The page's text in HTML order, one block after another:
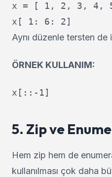
x = [ 1, 2, 3, 4,
Aynı düzenle tersten de
ÖRNEK KULLANIM:
5. Zip ve
Hem zip hem de
kullanılması çok daha